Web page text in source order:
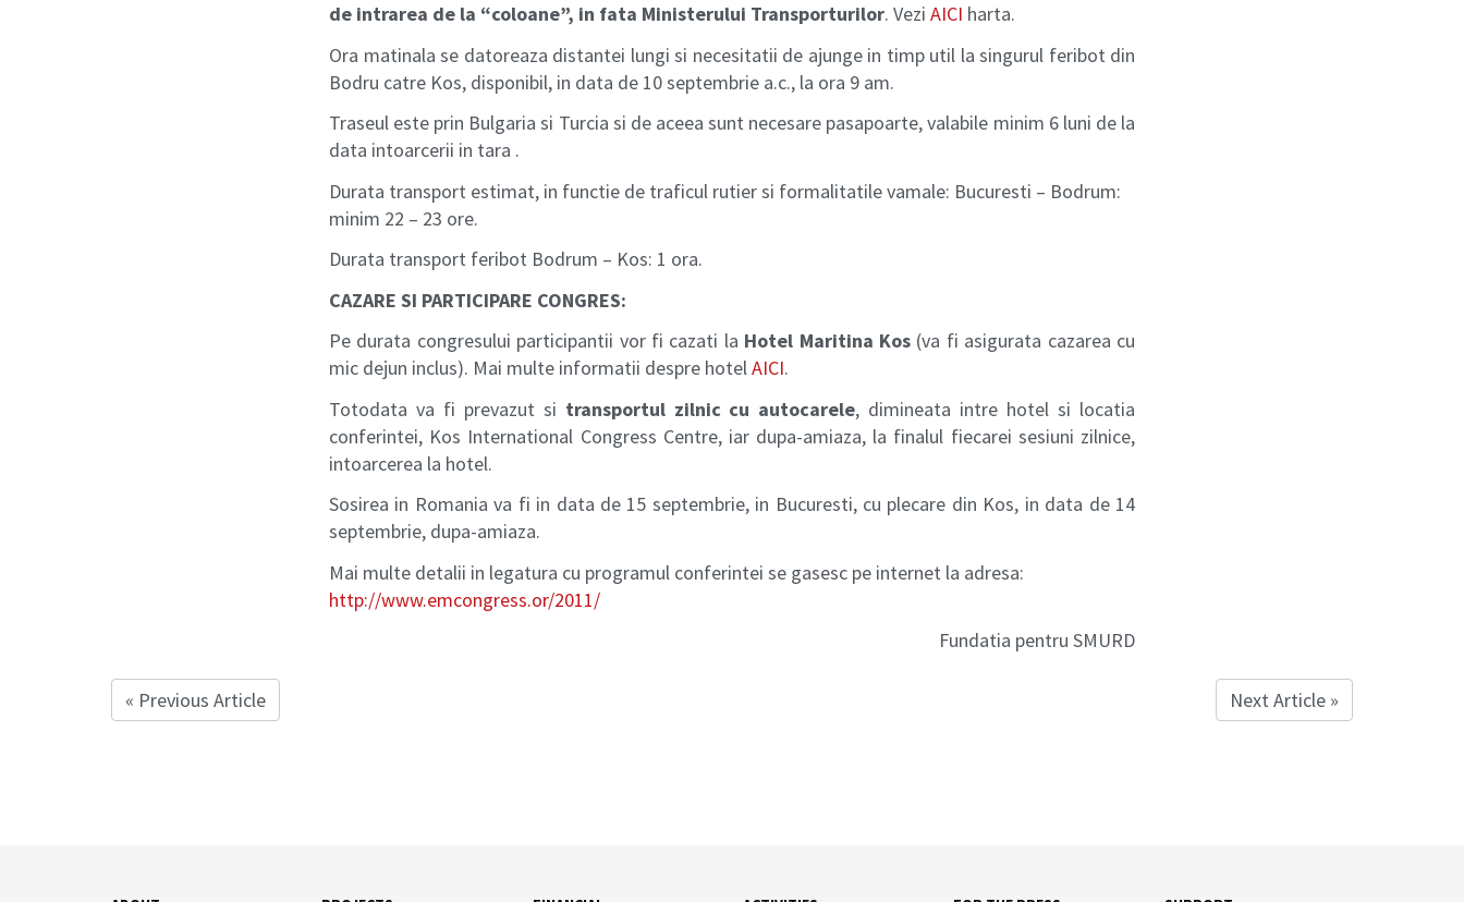
de intrarea de la “coloane”, in fata Ministerului Transporturilor. Vezi AICI harta.
Ora matinala se datoreaza distantei lungi si necesitatii de ajunge in timp util la singurul feribot din
Bodru catre Kos, disponibil, in data de 10 septembrie a.c., la ora 9 am.
Traseul este prin Bulgaria si Turcia si de aceea sunt necesare pasapoarte, valabile minim 6 luni de la
data intoarcerii in tara .
Durata transport estimat, in functie de traficul rutier si formalitatile vamale: Bucuresti – Bodrum:
minim 22 – 23 ore.
Durata transport feribot Bodrum – Kos: 1 ora.
CAZARE SI PARTICIPARE CONGRES:
Pe durata congresului participantii vor fi cazati la Hotel Maritina Kos (va fi asigurata cazarea cu
mic dejun inclus). Mai multe informatii despre hotelAICI.
Totodata va fi prevazut si transportul zilnic cu autocarele, dimineata intre hotel si locatia
conferintei, Kos International Congress Centre, iar dupa-amiaza, la finalul fiecarei sesiuni zilnice,
intoarcerea la hotel.
Sosirea in Romania va fi in data de 15 septembrie, in Bucuresti, cu plecare din Kos, in data de 14
septembrie, dupa-amiaza.
Mai multe detalii in legatura cu programul conferintei se gasesc pe internet la adresa:
http://www.emcongress.or/2011/
Fundatia pentru SMURD
« Previous Article Next Article »